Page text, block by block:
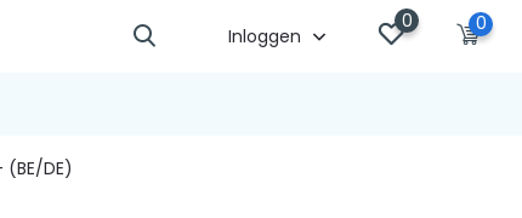
Inloggen
0 0
DE)